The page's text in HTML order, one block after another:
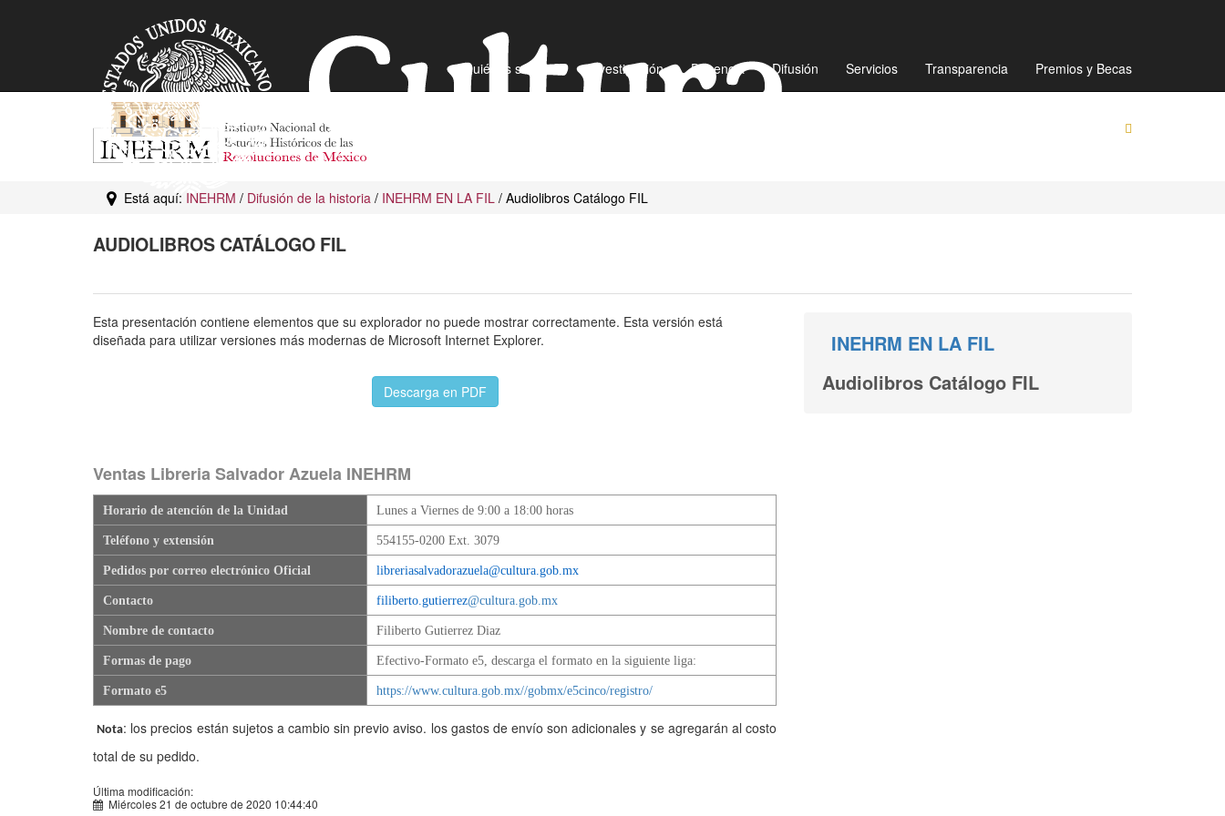
¿Quiénes somos? Investigación Docencia Difusión Servicios Transparencia Premios y Becas
Mapa de sitio Directorio Preguntas Frecuentes
Está aquí: INEHRM / Difusión de la historia / INEHRM EN LA FIL / Audiolibros Catálogo FIL
AUDIOLIBROS CATÁLOGO FIL
Esta presentación contiene elementos que su explorador no puede mostrar correctamente. Esta versión está
diseñada para utilizar versiones más modernas de Microsoft Internet Explorer.
Descarga en PDF
Ventas Libreria Salvador Azuela INEHRM
Horario de atención de la Unidad Lunes a Viernes de 9:00 a 18:00 horas
Teléfono y extensión 554155-0200 Ext. 3079
Pedidos por correo electrónico Oficial libreriasalvadorazuela@cultura.gob.mx
Contacto filiberto.gutierrez@cultura.gob.mx
Nombre de contacto Filiberto Gutierrez Diaz
Formas de pago Efectivo-Formato e5, descarga el formato en la siguiente liga:
Formato e5 https://www.cultura.gob.mx//gobmx/e5cinco/registro/
Nota: los precios están sujetos a cambio sin previo aviso. los gastos de envío son adicionales y se agregarán al costo
total de su pedido.
INEHRM EN LA FIL
Audiolibros Catálogo FIL
Última modificación:
Miércoles 21 de octubre de 2020 10:44:40